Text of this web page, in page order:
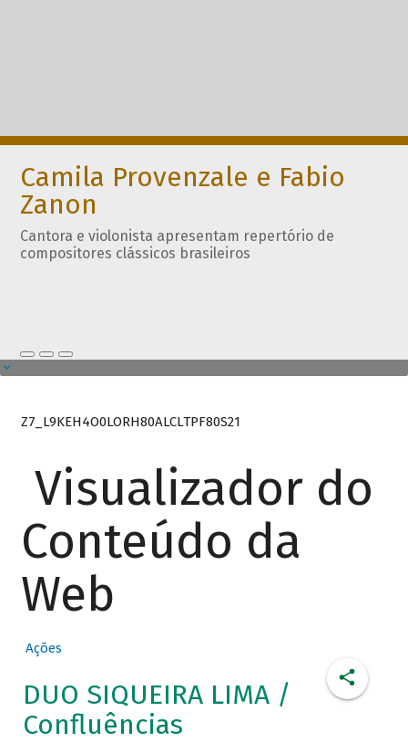
Camila Provenzale e Fabio
Zanon
Cantora e violonista apresentam repertório de
compositores clássicos brasileiros
Z7_L9KEH4O0LORH80ALCLTPF80S21
Visualizador do
Conteúdo da
Web
Ações
DUO SIQUEIRA LIMA /
Confluências